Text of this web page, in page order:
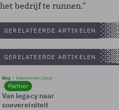
het bedrijf te runnen.”
GERELATEERDE ARTIKELEN
GERELATEERDE ARTIKELEN
Blog Soevereinteit, Cloud
Partner
Van legacy naar
soevereiniteit